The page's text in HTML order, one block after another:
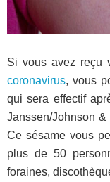
Si vous avez reçu
coronavirus, vous
qui sera effectif
Janssen/Johnson
Ce sésame vous
plus de 50
foraines,